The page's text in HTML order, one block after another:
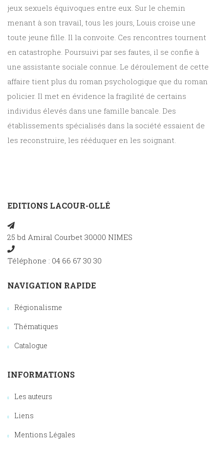
jeux sexuels équivoques entre eux. Sur le chemin
menant à son travail, tous les jours, Louis croise une
toute jeune fille. Il la convoite. Ces rencontres tournent
en catastrophe. Poursuivi par ses fautes, il se confie à
une assistante sociale connue. Le déroulement de cette
affaire tient plus du roman psychologique que du roman
policier. Il met en évidence la fragilité de certains
individus élevés dans une famille bancale. Des
établissements spécialisés dans la société essaient de
les reconstruire, les rééduquer en les soignant.
EDITIONS LACOUR-OLLÉ
25 bd Amiral Courbet 30000 NIMES
Téléphone : 04 66 67 30 30
NAVIGATION RAPIDE
Régionalisme
Thématiques
Catalogue
INFORMATIONS
Les auteurs
Liens
Mentions Légales